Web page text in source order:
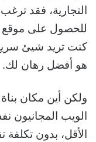
التجارية، فقد
للحصول على موقع
كنت تريد شيئ
هو أفضل رهان لك.
ولكن أين مكان
الويب المجانيون
الأقل، بدون تكلفة